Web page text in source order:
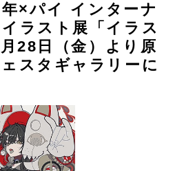
×パイ インターナ
ラスト展「イラス
28日（金）より原
スタギャラリーに